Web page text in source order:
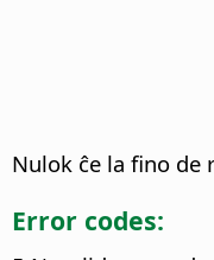
Nulok ĉe la fino de
Error codes: